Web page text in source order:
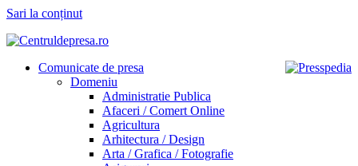
Sari la conținut
Comunicate de presa
Domeniu
Administratie Publica
Afaceri / Comert Online
Agricultura
Arhitectura / Design
Arta / Grafica / Fotografie